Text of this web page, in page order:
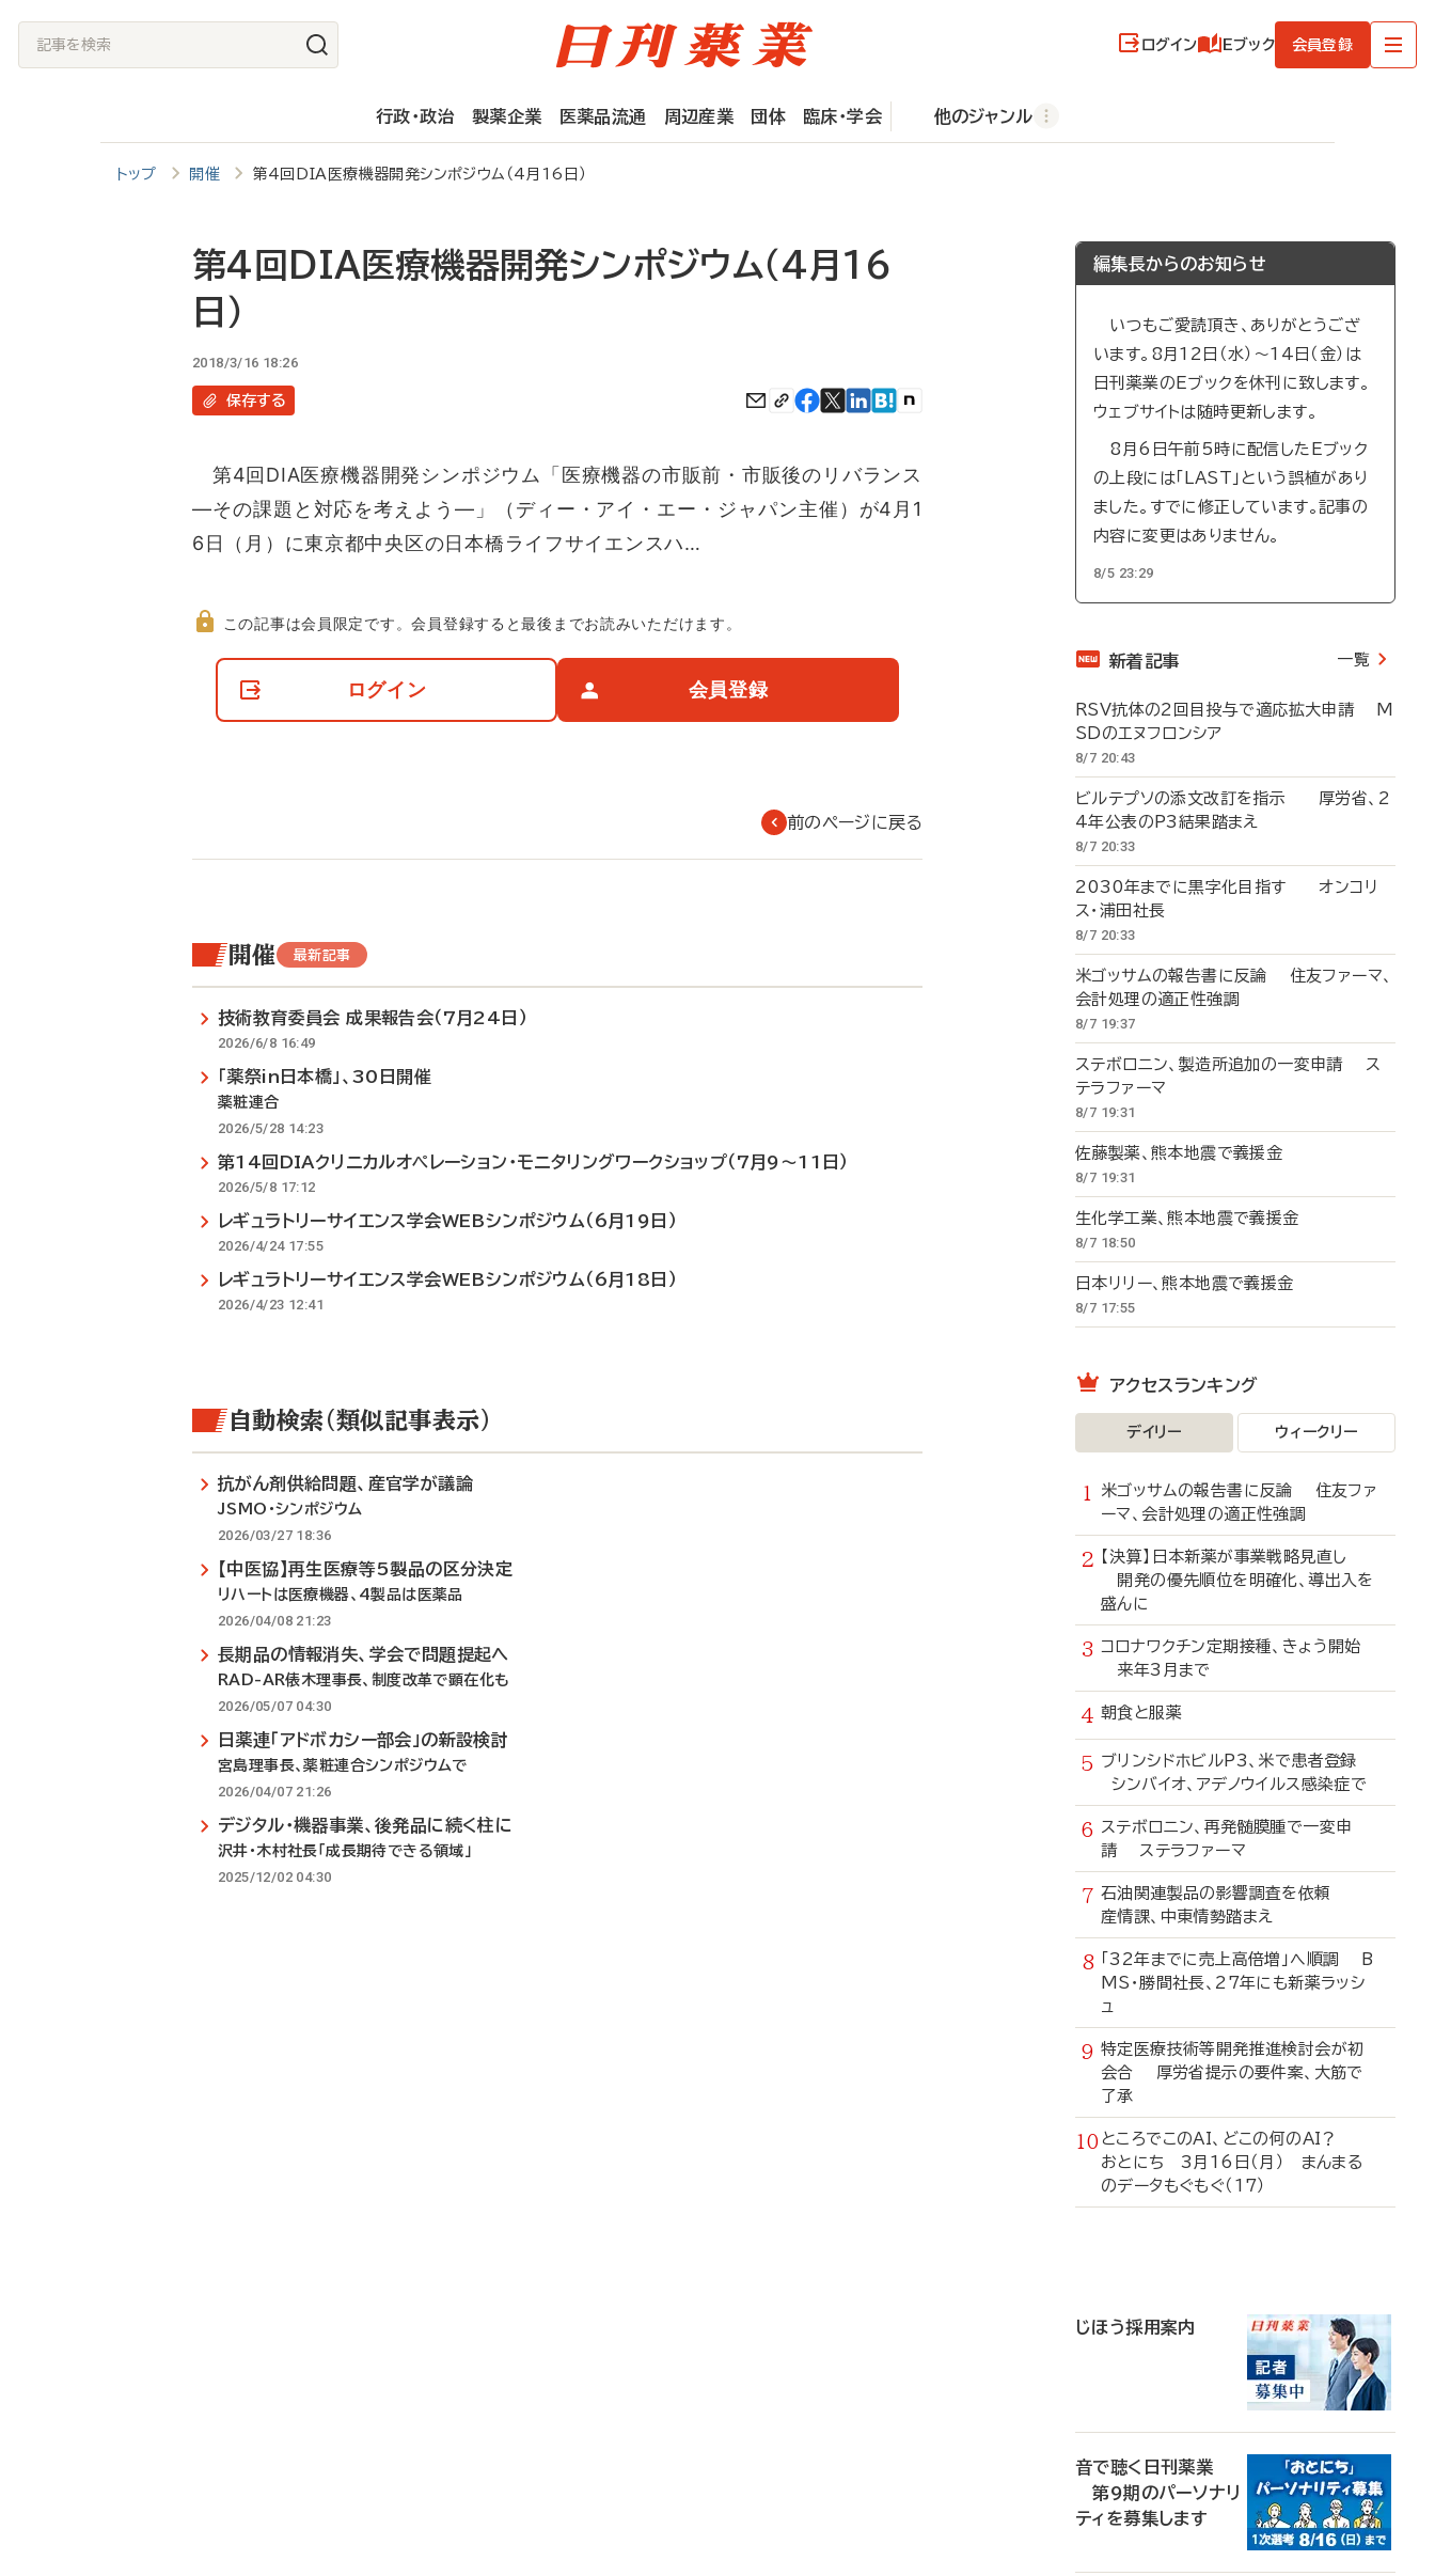
記
事
ログイン Eブック 会員登録
行政・政治 製薬企業 医薬品流通 周辺産業 団体 臨床・学会 他のジャンル
トップ 開催 第4回DIA医療機器開発シンポジウム（4月16日）
第4回DIA医療機器開発シンポジウム（4月16
日）
2018/3/16 18:26
保存する
第4回DIA医療機器開発シンポジウム「医療機器の市販前・市販後のリバランス
―その課題と対応を考えよう―」（ディー・アイ・エー・ジャパン主催）が4月1
6日（月）に東京都中央区の日本橋ライフサイエンスハ…
て
この記事は会員限定です。会員登録すると最後までお読みいただけます。
ログイン 会員登録
前のページに戻る
開催 最新記事
技術教育委員会 成果報告会（7月24日）
2026/6/8 16:49
「薬祭in日本橋」、30日開催
薬粧連合
2026/5/28 14:23
第14回DIAクリニカルオペレーション・モニタリングワークショップ（7月9～11日）
2026/5/8 17:12
レギュラトリーサイエンス学会WEBシンポジウム（6月19日）
2026/4/24 17:55
レギュラトリーサイエンス学会WEBシンポジウム（6月18日）
2026/4/23 12:41
自動検索（類似記事表示）
抗がん剤供給問題、産官学が議論
JSMO・シンポジウム
2026/03/27 18:36
【中医協】再生医療等5製品の区分決定
リハートは医療機器、4製品は医薬品
2026/04/08 21:23
長期品の情報消失、学会で問題提起へ
RAD-AR俵木理事長、制度改革で顕在化も
2026/05/07 04:30
日薬連「アドボカシー部会」の新設検討
宮島理事長、薬粧連合シンポジウムで
2026/04/07 21:26
デジタル・機器事業、後発品に続く柱に
沢井・木村社長「成長期待できる領域」
2025/12/02 04:30
編集長からのお知らせ
いつもご愛読頂き、ありがとうござ
います。8月12日（水）～14日（金）は
日刊薬業のEブックを休刊に致します。
ウェブサイトは随時更新します。
8月6日午前5時に配信したEブック
の上段には「LAST」という誤植があり
ました。すでに修正しています。記事の
内容に変更はありません。
8/5 23:29
新着記事 一覧
RSV抗体の2回目投与で適応拡大申請 M
SDのエヌフロンシア
8/7 20:43
ビルテプソの添文改訂を指示 厚労省、2
4年公表のP3結果踏まえ
8/7 20:33
2030年までに黒字化目指す オンコリ
ス・浦田社長
8/7 20:33
米ゴッサムの報告書に反論 住友ファーマ、
会計処理の適正性強調
8/7 19:37
ステボロニン、製造所追加の一変申請 ス
テラファーマ
8/7 19:31
佐藤製薬、熊本地震で義援金
8/7 19:31
生化学工業、熊本地震で義援金
8/7 18:50
日本リリー、熊本地震で義援金
8/7 17:55
アクセスランキング
デイリー ウィークリー
米ゴッサムの報告書に反論 住友ファ
ーマ、会計処理の適正性強調
【決算】日本新薬が事業戦略見直し
開発の優先順位を明確化、導出入を
盛んに
コロナワクチン定期接種、きょう開始
来年3月まで
朝食と服薬
ブリンシドホビルP3、米で患者登録
シンバイオ、アデノウイルス感染症で
ステボロニン、再発髄膜腫で一変申
請 ステラファーマ
石油関連製品の影響調査を依頼
産情課、中東情勢踏まえ
「32年までに売上高倍増」へ順調 B
MS・勝間社長、27年にも新薬ラッシ
ュ
特定医療技術等開発推進検討会が初
会合 厚労省提示の要件案、大筋で
了承
ところでこのAI、どこの何のAI？
おとにち 3月16日（月） まんまる
のデータもぐもぐ（17）
じほう採用案内
音で聴く日刊薬業
第9期のパーソナリ
ティを募集します